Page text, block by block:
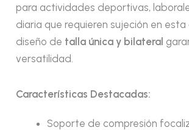
para actividades deportivas,
diaria que requieren sujeción en esta
diseño de talla única y bilateral
versatilidad.
Características Destacadas:
Soporte de compresión